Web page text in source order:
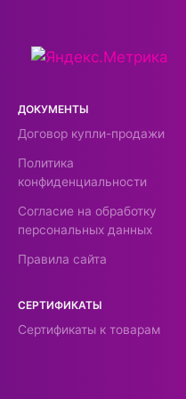
Снижены цены на
Уплотнительное
руб Уплотнительное кольцо DSB 5 л., 6 л. –
354 руб Желаем вам успешных покупок и
Отписаться
ДОКУМЕНТЫ
Договор купли-продажи
Политика
конфиденциальности
Согласие на обработку
персональных данных
Правила сайта
СЕРТИФИКАТЫ
Сертификаты к товарам